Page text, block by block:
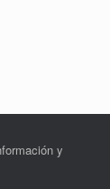
y